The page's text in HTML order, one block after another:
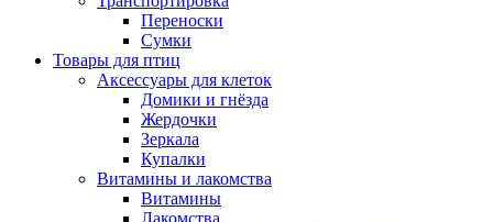
Переноски
Сумки
Товары для птиц
Аксессуары для клеток
Домики и гнёзда
Жердочки
Зеркала
Купалки
Витамины и лакомства
Витамины
Лакомства